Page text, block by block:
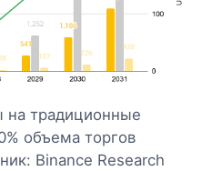
на традиционные
объема торгов
Binance Research